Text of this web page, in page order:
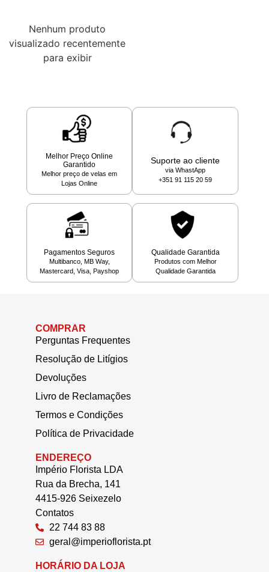
Nenhum produto
visualizado recentemente
para exibir
Melhor Preço Online
Garantido
Melhor preço de velas em
Lojas Online
Suporte ao cliente
via WhastApp
+351 91 115 20 59
Pagamentos Seguros
Multibanco, MB Way,
Mastercard, Visa, Payshop
Qualidade Garantida
Produtos com Melhor
Qualidade Garantida
COMPRAR
Perguntas Frequentes
Resolução de Litígios
Devoluções
Livro de Reclamações
Termos e Condições
Política de Privacidade
ENDEREÇO
Império Florista LDA
Rua da Brecha, 141
4415-926 Seixezelo
Contatos
22 744 83 88
geral@imperioflorista.pt
HORÁRIO DA LOJA